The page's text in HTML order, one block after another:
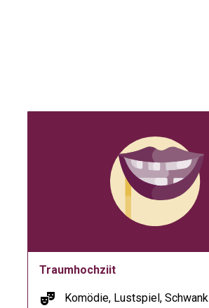
Traumhochziit
theater_comedy Komödie, Lustspiel, Schwank